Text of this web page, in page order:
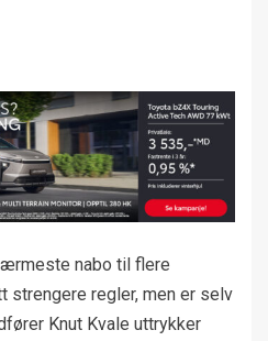
nabo til flere
strengere regler, men er selv
Knut Kvale uttrykker